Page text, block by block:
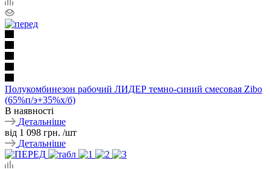
Полукомбинезон рабочий ЛИДЕР темно-синий смесовая Zibo
(65%п/э+35%х/б)
В наявності
Детальніше
від 1 098 грн. /шт
Детальніше